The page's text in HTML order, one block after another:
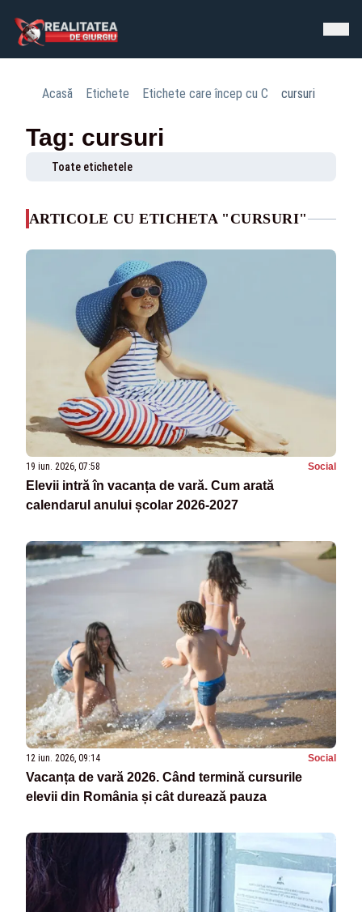
Acasă Etichete Etichete care încep cu C cursuri
Tag: cursuri
Toate etichetele
ARTICOLE CU ETICHETA "CURSURI"
19 iun. 2026, 07:58 Social
Elevii intră în vacanța de vară. Cum arată
calendarul anului școlar 2026-2027
12 iun. 2026, 09:14 Social
Vacanța de vară 2026. Când termină cursurile
elevii din România și cât durează pauza